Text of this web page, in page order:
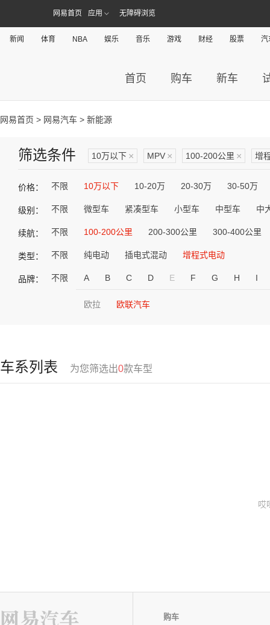
网易首页 应用 无障碍浏览
新闻 体育 NBA 娱乐 音乐 游戏 财经 股票 汽
首页 购车 新车
网易首页 > 网易汽车 > 新能源
筛选条件 10万以下 × MPV × 100-200公里 × 增
价格： 不限 10万以下 10-20万 20-30万 30-50万
级别： 不限 微型车 紧凑型车 小型车 中型车 中
续航： 不限 100-200公里 200-300公里 300-400公里
类型： 不限 纯电动 插电式混动 增程式电动
品牌： 不限 A B C D E F G H I
欧拉 欧联汽车
车系列表 为您筛选出0款车型
哎
购车